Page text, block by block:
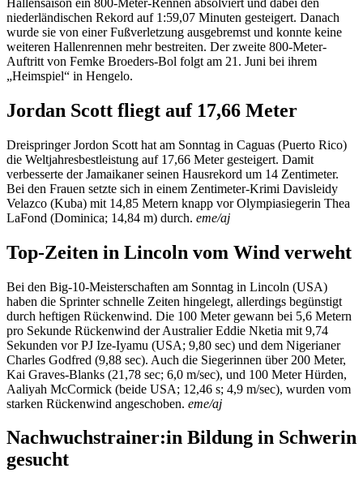
niederländischen Rekord auf 1:59,07 Minuten gesteigert. Danach
wurde sie von einer Fußverletzung ausgebremst und konnte keine
weiteren Hallenrennen mehr bestreiten. Der zweite 800-Meter-
Auftritt von Femke Broeders-Bol folgt am 21. Juni bei ihrem
„Heimspiel“ in Hengelo.
Jordan Scott fliegt auf 17,66 Meter
Dreispringer Jordon Scott hat am Sonntag in Caguas (Puerto Rico)
die Weltjahresbestleistung auf 17,66 Meter gesteigert. Damit
verbesserte der Jamaikaner seinen Hausrekord um 14 Zentimeter.
Bei den Frauen setzte sich in einem Zentimeter-Krimi Davisleidy
Velazco (Kuba) mit 14,85 Metern knapp vor Olympiasiegerin Thea
LaFond (Dominica; 14,84 m) durch. eme/aj
Top-Zeiten in Lincoln vom Wind verweht
Bei den Big-10-Meisterschaften am Sonntag in Lincoln (USA)
haben die Sprinter schnelle Zeiten hingelegt, allerdings begünstigt
durch heftigen Rückenwind. Die 100 Meter gewann bei 5,6 Metern
pro Sekunde Rückenwind der Australier Eddie Nketia mit 9,74
Sekunden vor PJ Ize-Iyamu (USA; 9,80 sec) und dem Nigerianer
Charles Godfred (9,88 sec). Auch die Siegerinnen über 200 Meter,
Kai Graves-Blanks (21,78 sec; 6,0 m/sec), und 100 Meter Hürden,
Aaliyah McCormick (beide USA; 12,46 s; 4,9 m/sec), wurden vom
starken Rückenwind angeschoben. eme/aj
Nachwuchstrainer:in Bildung in Schwerin
gesucht